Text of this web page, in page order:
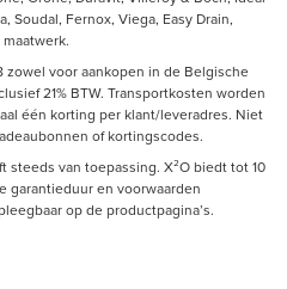
Soudal, Fernox, Viega, Easy Drain,
zowel voor aankopen in de Belgische
21% BTW. Transportkosten worden
één korting per klant/leveradres. Niet
of kortingscodes.
steeds van toepassing. X²O biedt tot 10
garantieduur en voorwaarden
op de productpagina’s.